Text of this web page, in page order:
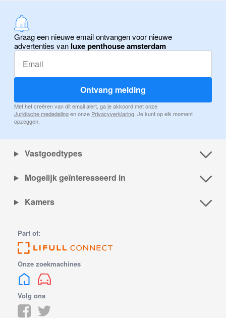
Graag een nieuwe email ontvangen voor nieuwe
advertenties van luxe penthouse amsterdam
Ontvang melding
Met het creëren van dit email alert, ga je akkoord met onze
Juridische mededelingen onze Privacyverklaring. Je kunt op elk moment
opzeggen.
Vastgoedtypes
Mogelijk geïnteresseerd in
Kamers
Part of:
Onze zoekmachines
Volg ons